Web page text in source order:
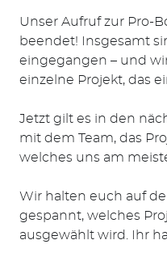
Unser Aufruf zur Pro-
beendet! Insgesamt
eingegangen – und
einzelne Projekt, das
Jetzt gilt es in den
mit dem Team, das
welches uns am
Wir halten euch auf
gespannt, welches
ausgewählt wird. Ihr